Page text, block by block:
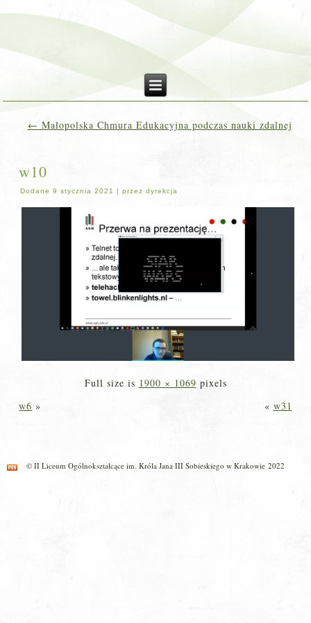
← Małopolska Chmura Edukacyjna podczas nauki zdalnej
w10
Dodane 9 stycznia 2021 |przez dyrekcja
Full size is 1900 × 1069 pixels
w6 » « w31
© II Liceum Ogólnokształcące im. Króla Jana III Sobieskiego w Krakowie 2022